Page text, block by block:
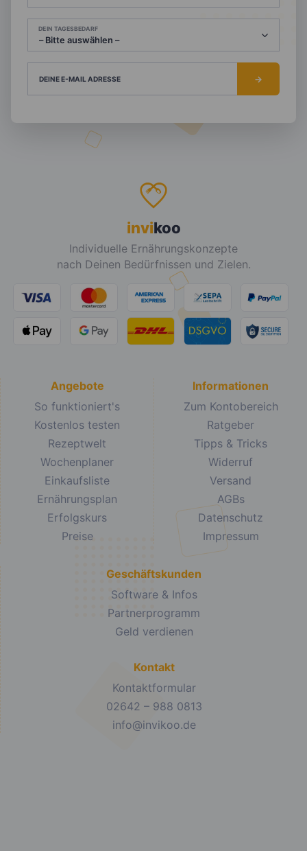
DEIN TAGESBEDARF
DEINE E-MAIL ADRESSE
invikoo
Individuelle Ernährungskonzepte
nach Deinen Bedürfnissen und Zielen.
Angebote
So funktioniert's
Kostenlos testen
Rezeptwelt
Wochenplaner
Einkaufsliste
Ernährungsplan
Erfolgskurs
Preise
Informationen
Zum Kontobereich
Ratgeber
Tipps & Tricks
Widerruf
Versand
AGBs
Datenschutz
Impressum
Geschäftskunden
Software & Infos
Partnerprogramm
Geld verdienen
Kontakt
Kontaktformular
02642 – 988 0813
info@invikoo.de